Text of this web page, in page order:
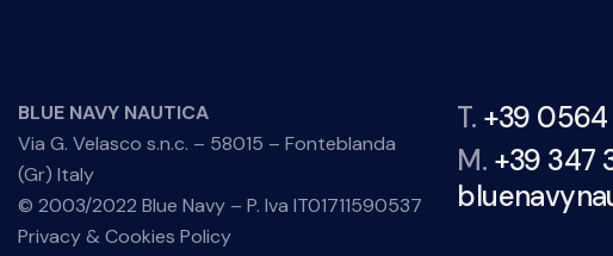
BLUE NAVY NAUTICA
Via G. Velasco s.n.c. – 58015 – Fonteblanda
(Gr) Italy
© 2003/2022 Blue Navy – P. Iva IT01711590537
Privacy & Cookies Policy
T. +39
M. +39 347